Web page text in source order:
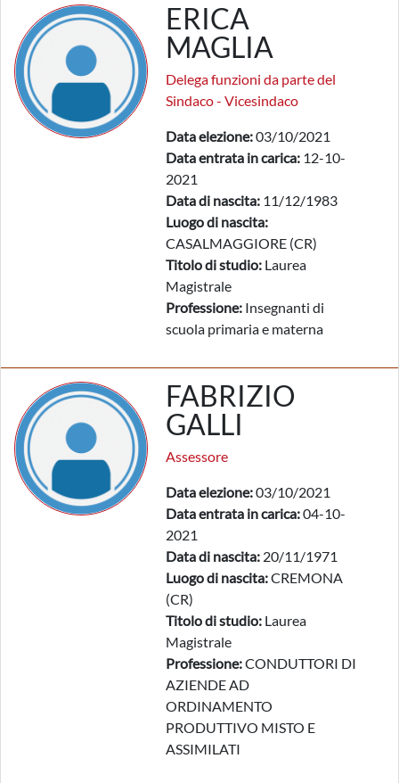
ERICA
MAGLIA
Delega funzioni da parte del
Sindaco - Vicesindaco
Data elezione:03/10/2021
Data entrata in carica: 12-10-
2021
Data di nascita: 11/12/1983
Luogo di nascita:
CASALMAGGIORE (CR)
Titolo di studio: Laurea
Magistrale
Professione: Insegnanti di
scuola primaria e materna
FABRIZIO
GALLI
Assessore
Data elezione:03/10/2021
Data entrata in carica:04-10-
2021
Data di nascita: 20/11/1971
Luogo di nascita:CREMONA
(CR)
Titolo di studio: Laurea
Magistrale
Professione:CONDUTTORI DI
AZIENDE AD
ORDINAMENTO
PRODUTTIVO MISTO E
ASSIMILATI